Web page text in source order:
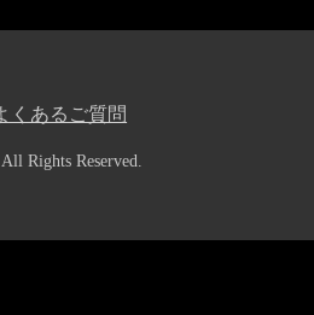
くあるご質問
Rights Reserved.